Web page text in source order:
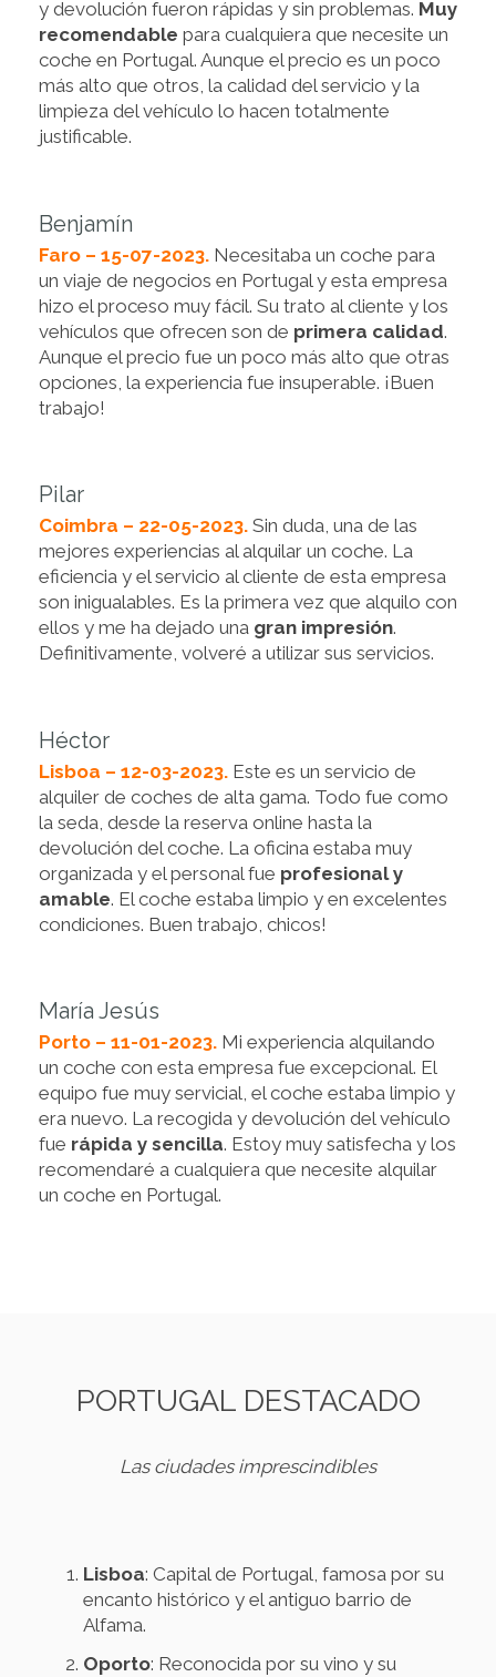
y devolución fueron rápidas y sin problemas. Muy
recomendable para cualquiera que necesite un
coche en Portugal. Aunque el precio es un poco
más alto que otros, la calidad del servicio y la
limpieza del vehículo lo hacen totalmente
justificable.
Benjamín
Faro – 15-07-2023. Necesitaba un coche para
un viaje de negocios en Portugal y esta empresa
hizo el proceso muy fácil. Su trato al cliente y los
vehículos que ofrecen son de primera calidad.
Aunque el precio fue un poco más alto que otras
opciones, la experiencia fue insuperable. ¡Buen
trabajo!
Pilar
Coimbra – 22-05-2023. Sin duda, una de las
mejores experiencias al alquilar un coche. La
eficiencia y el servicio al cliente de esta empresa
son inigualables. Es la primera vez que alquilo con
ellos y me ha dejado una gran impresión.
Definitivamente, volveré a utilizar sus servicios.
Héctor
Lisboa – 12-03-2023. Este es un servicio de
alquiler de coches de alta gama. Todo fue como
la seda, desde la reserva online hasta la
devolución del coche. La oficina estaba muy
organizada y el personal fue profesional y
amable. El coche estaba limpio y en excelentes
condiciones. Buen trabajo, chicos!
María Jesús
Porto – 11-01-2023. Mi experiencia alquilando
un coche con esta empresa fue excepcional. El
equipo fue muy servicial, el coche estaba limpio y
era nuevo. La recogida y devolución del vehículo
fue rápida y sencilla. Estoy muy satisfecha y los
recomendaré a cualquiera que necesite alquilar
un coche en Portugal.
PORTUGAL DESTACADO
Las ciudades imprescindibles
Lisboa: Capital de Portugal, famosa por su
encanto histórico y el antiguo barrio de
Alfama.
Oporto: Reconocida por su vino y su